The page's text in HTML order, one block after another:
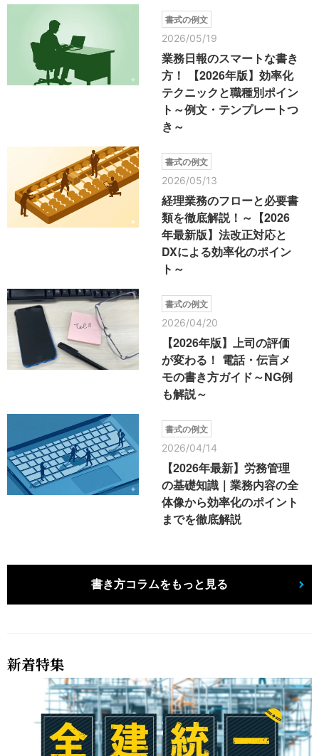
書式の例文
2026/05/19
業務日報のスマートな書き
方！ 【2026年版】効率化
テクニックと職種別ポイン
ト～例文・テンプレートつ
き～
書式の例文
2026/05/13
経理業務のフローと必要書
類を徹底解説！～【2026
年最新版】法改正対応と
DXによる効率化のポイン
ト～
書式の例文
2026/04/20
【2026年版】上司の評価
が変わる！ 電話・伝言メ
モの書き方ガイド～NG例
も解説～
書式の例文
2026/04/14
【2026年最新】労務管理
の基礎知識｜業務内容の全
体像から効率化のポイント
までを徹底解説
書き方コラムをもっと見る
新着特集